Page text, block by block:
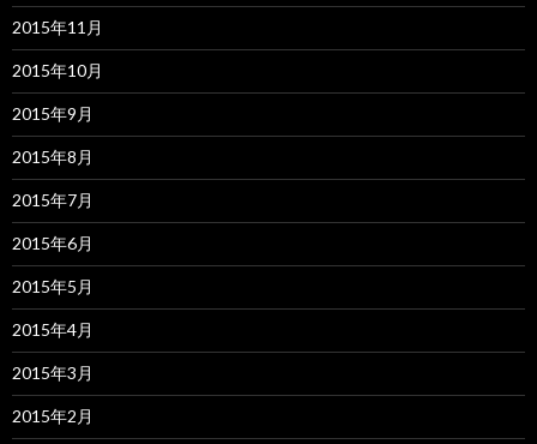
2015年11月
2015年10月
2015年9月
2015年8月
2015年7月
2015年6月
2015年5月
2015年4月
2015年3月
2015年2月